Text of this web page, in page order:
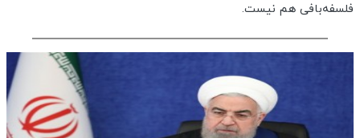
فلسفه‌بافی هم نیست.